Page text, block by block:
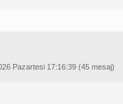
Pazartesi 17:16:39 (45 mesaj)